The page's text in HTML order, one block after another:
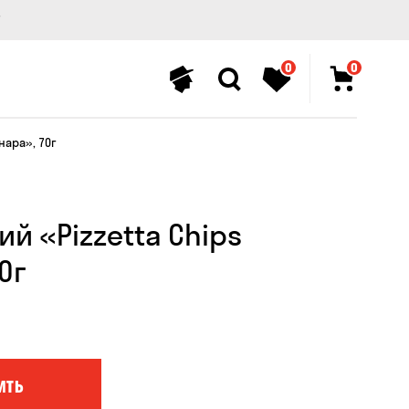
0 0
70г
«Pizzetta Chips